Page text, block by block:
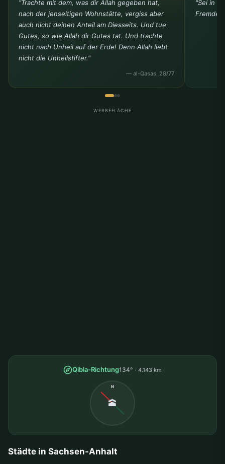
"Trachte mit dem, was dir Allah gegeben hat,
nach der jenseitigen Wohnstätte, vergiss aber
auch nicht deinen Anteil am Diesseits. Und tue
Gutes, so wie Allah dir Gutes tat. Und trachte
nicht nach Unheil auf der Erde! Denn Allah liebt
nicht die Unheilstifter."
— al-Qasas, 28/77
"Sei in
Fremder
WERBEFLÄCHE
Qibla-Richtung134° 4.143 km
N
🕋
Städte in Sachsen-Anhalt